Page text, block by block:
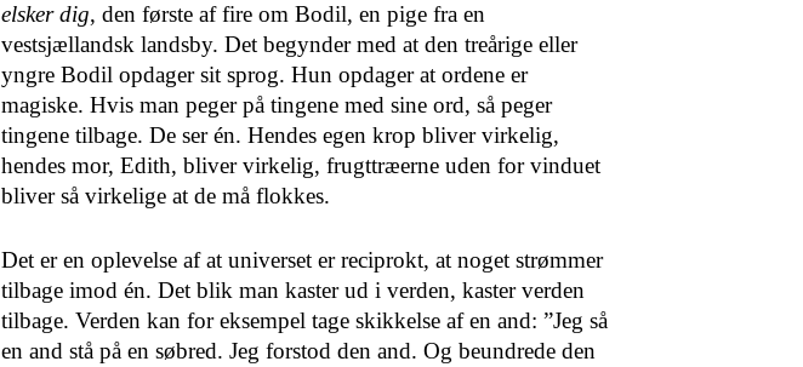
elsker dig, den første af fire om Bodil, en pige fra en
vestsjællandsk landsby. Det begynder med at den treårige eller
yngre Bodil opdager sit sprog. Hun opdager at ordene er
magiske. Hvis man peger på tingene med sine ord, så peger
tingene tilbage. De ser én. Hendes egen krop bliver virkelig,
hendes mor, Edith, bliver virkelig, frugttræerne uden for vinduet
bliver så virkelige at de må flokkes.
Det er en oplevelse af at universet er reciprokt, at noget strømmer
tilbage imod én. Det blik man kaster ud i verden, kaster verden
tilbage. Verden kan for eksempel tage skikkelse af en and: ”Jeg så
en and stå på en søbred. Jeg forstod den and. Og beundrede den